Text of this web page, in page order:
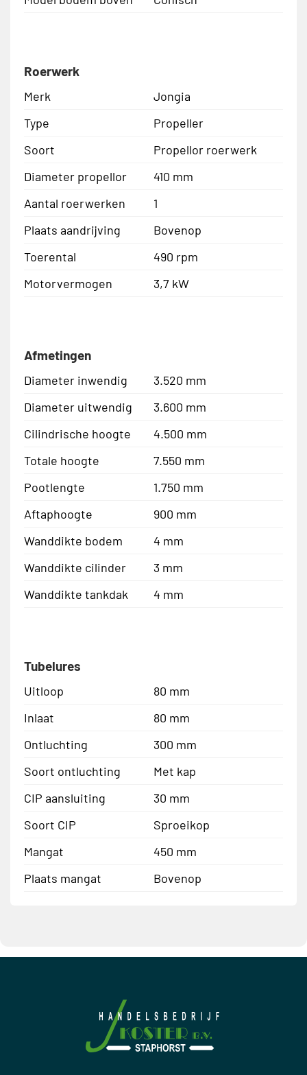
Roerwerk
Merk
Jongia
Type
Propeller
Soort
Propellor roerwerk
Diameter propellor
410 mm
Aantal roerwerken
1
Plaats aandrijving
Bovenop
Toerental
490 rpm
Motorvermogen
3,7 kW
Afmetingen
Diameter inwendig
3.520 mm
Diameter uitwendig
3.600 mm
Cilindrische hoogte
4.500 mm
Totale hoogte
7.550 mm
Pootlengte
1.750 mm
Aftaphoogte
900 mm
Wanddikte bodem
4 mm
Wanddikte cilinder
3 mm
Wanddikte tankdak
4 mm
Tubelures
Uitloop
80 mm
Inlaat
80 mm
Ontluchting
300 mm
Soort ontluchting
Met kap
CIP aansluiting
30 mm
Soort CIP
Sproeikop
Mangat
450 mm
Plaats mangat
Bovenop